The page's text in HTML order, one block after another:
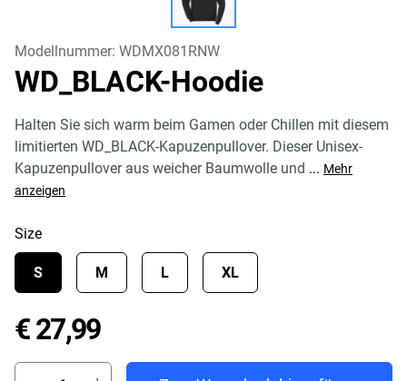
Modellnummer: WDMX081RNW
WD_BLACK-Hoodie
Halten Sie sich warm beim Gamen oder Chillen mit diesem
limitierten WD_BLACK-Kapuzenpullover. Dieser Unisex-
Kapuzenpullover aus weicher Baumwolle und ... Mehr
anzeigen
Size
S M L XL
€ 27,99Price € 27,99